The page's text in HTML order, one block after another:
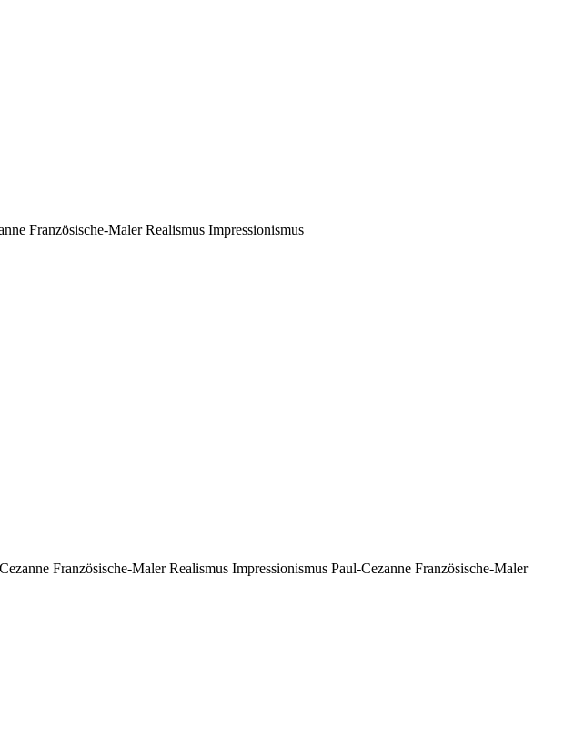
Französische-Maler Realismus Impressionismus
Französische-Maler Realismus Impressionismus Paul-Cezanne Französische-Maler